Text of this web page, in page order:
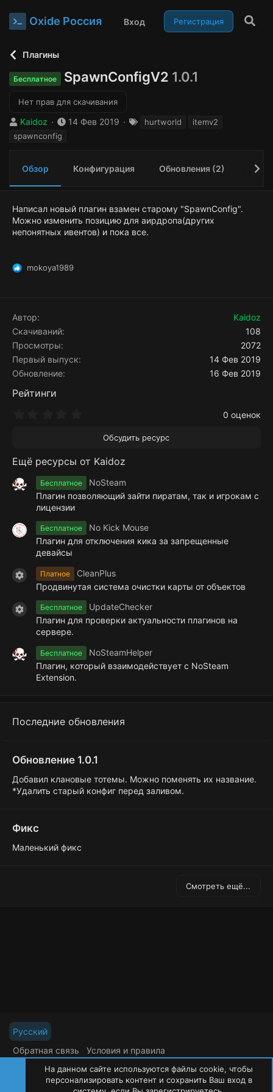
Oxide Россия Вход Регистрация
Плагины
Бесплатное SpawnConfigV2 1.0.1
Нет прав для скачивания
А
в
р
Kaidoz
Д
а
н
и
14 Фев 2019 hurtworld
itemv2
spawnconfig
Обзор Конфигурация Обновления (2)
Написал новый плагин взамен старому "SpawnConfig".
Можно изменить позицию для аирдропа(других
непонятных ивентов) и пока все.
Р
ц
и
:
mokoya1989
Автор
Kaidoz
Скачиваний
108
Просмотры
2072
Первый выпуск
14 Фев 2019
Обновление
16 Фев 2019
Рейтинги
в
з
д
0 оценок
Обсудить ресурс
Ещё ресурсы от Kaidoz
Бесплатное
NoSteam
Плагин позволяющий зайти пиратам, так и игрокам с
лицензии
Бесплатное
No Kick Mouse
Плагин для отключения кика за запрещенные
девайсы
Иконка ресурса
Платное
CleanPlus
Продвинутая система очистки карты от объектов
Иконка ресурса
Бесплатное
UpdateChecker
Плагин для проверки актуальности плагинов на
сервере.
Бесплатное
NoSteamHelper
Плагин, который взаимодействует с NoSteam
Extension.
Последние обновления
Обновление 1.0.1
Добавил клановые тотемы. Можно поменять их название.
*Удалить старый конфиг перед заливом.
Фикс
Маленький фикс
Смотреть ещё...
Русский
Обратная связь
Условия и правила
Политика конфиденциальности
Помощь
R
S
S
На данном сайте используются файлы cookie, чтобы
персонализировать контент и сохранить Ваш вход в